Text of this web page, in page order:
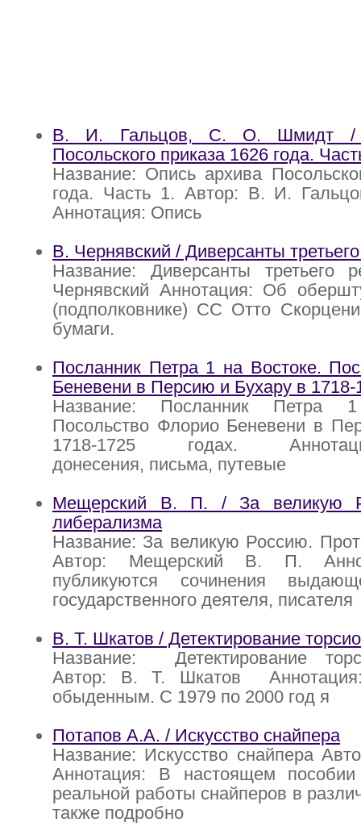
В. И. Гальцов, С. О. Шмидт /
Посольского приказа 1626 года.
Название: Опись архива
года. Часть 1. Автор: В. И.
Аннотация: Опись
В. Чернявский / Диверсанты
Название: Диверсанты третьего
Чернявский Аннотация: Об
(подполковнике) СС Отто
бумаги.
Посланник Петра 1 на Востоке.
Беневени в Персию и Бухару в 1718-
Название: Посланник Петра
Посольство Флорио Беневени в
1718-1725 годах.
донесения, письма, путевые
Мещерский В. П. / За великую
либерализма
Название: За великую Россию.
Автор: Мещерский В. П.
публикуются сочинения
государственного деятеля, писателя
В. Т. Шкатов / Детектирование
Название: Детектирование
Автор: В. Т. Шкатов
обыденным. С 1979 по 2000 год я
Потапов А.А. / Искусство снайпера
Название: Искусство снайпера
Аннотация: В настоящем
реальной работы снайперов в
также подробно